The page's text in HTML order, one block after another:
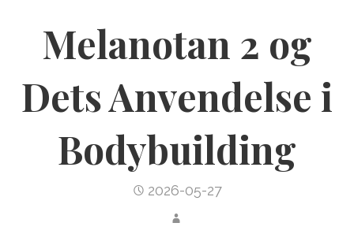
Melanotan 2 og
Dets Anvendelse i
Bodybuilding
2026-05-27